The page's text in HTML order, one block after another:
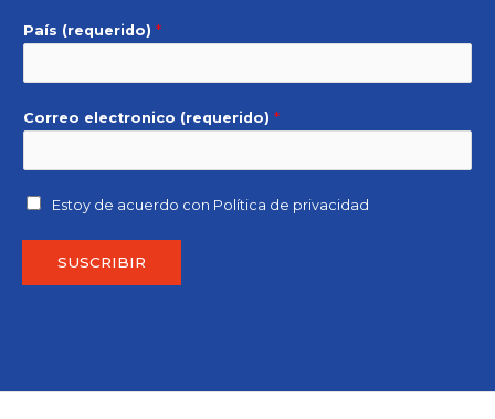
País (requerido) *
Correo electronico (requerido) *
Estoy de acuerdo con Política de privacidad
SUSCRIBIR